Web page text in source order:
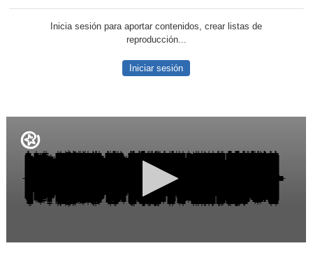
Inicia sesión para aportar contenidos, crear listas de
reproducción...
Iniciar sesión